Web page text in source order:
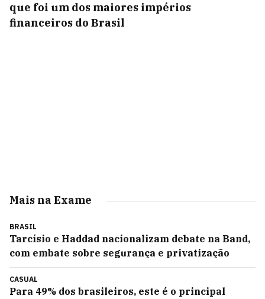
que foi um dos maiores impérios
financeiros do Brasil
Mais na Exame
BRASIL
Tarcísio e Haddad nacionalizam debate na Band,
com embate sobre segurança e privatização
CASUAL
Para 49% dos brasileiros, este é o principal